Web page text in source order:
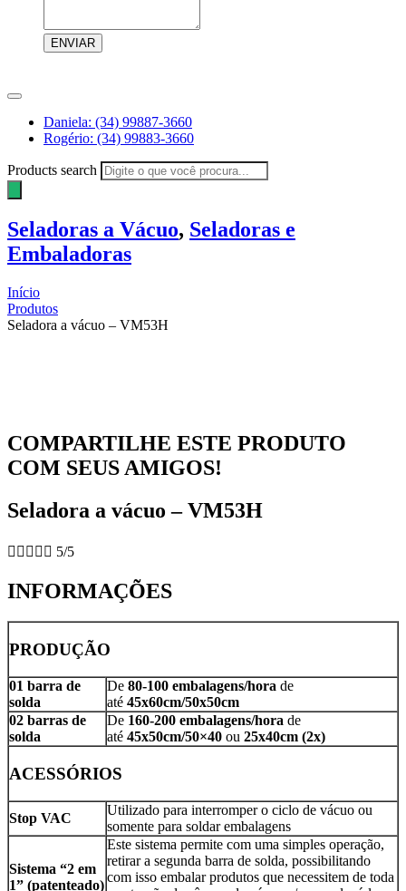
ENVIAR
Daniela: (34) 99887-3660
Rogério: (34) 99883-3660
Products search
Seladoras a Vácuo, Seladoras e
Embaladoras
Início
Produtos
Seladora a vácuo – VM53H
COMPARTILHE ESTE PRODUTO
COM SEUS AMIGOS!
Seladora a vácuo – VM53H
     5/5
INFORMAÇÕES
PRODUÇÃO
01 barra de
solda
De 80-100 embalagens/hora de
até 45x60cm/50x50cm
02 barras de
solda
De 160-200 embalagens/hora de
até 45x50cm/50×40 ou 25x40cm (2x)
ACESSÓRIOS
Stop VAC
Utilizado para interromper o ciclo de vácuo ou
somente para soldar embalagens
Sistema “2 em
1” (patenteado)
Este sistema permite com uma simples operação,
retirar a segunda barra de solda, possibilitando
com isso embalar produtos que necessitem de toda